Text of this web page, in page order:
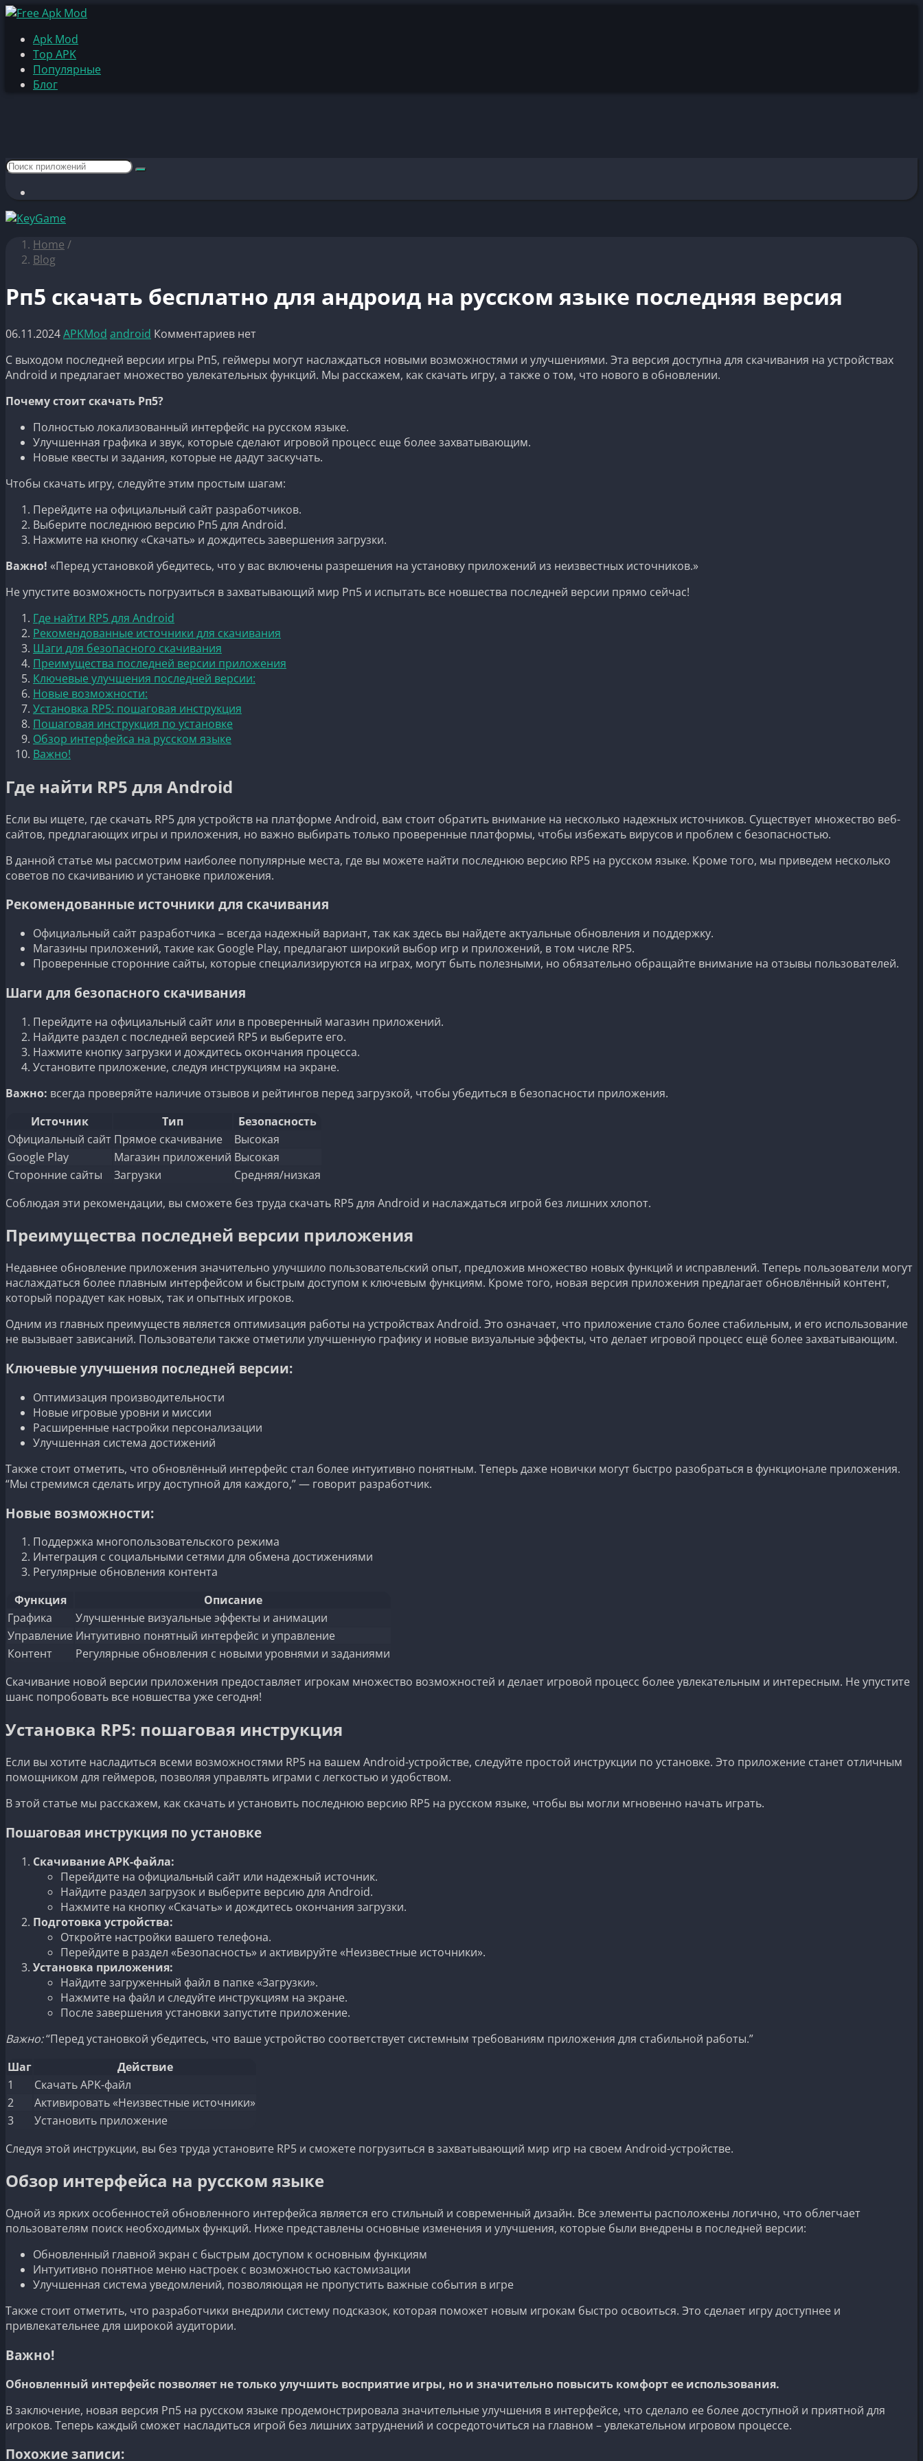
Apk Mod
Top APK
Популярные
Блог
Home /
Blog
Рп5 скачать бесплатно для андроид на русском языке последняя версия
06.11.2024APKMod android Комментариев нет
С выходом последней версии игры Рп5, геймеры могут наслаждаться новыми возможностями и улучшениями. Эта версия доступна для скачивания на устройствах
Android и предлагает множество увлекательных функций. Мы расскажем, как скачать игру, а также о том, что нового в обновлении.
Почему стоит скачать Рп5?
Полностью локализованный интерфейс на русском языке.
Улучшенная графика и звук, которые сделают игровой процесс еще более захватывающим.
Новые квесты и задания, которые не дадут заскучать.
Чтобы скачать игру, следуйте этим простым шагам:
Перейдите на официальный сайт разработчиков.
Выберите последнюю версию Рп5 для Android.
Нажмите на кнопку «Скачать» и дождитесь завершения загрузки.
Важно! «Перед установкой убедитесь, что у вас включены разрешения на установку приложений из неизвестных источников.»
Не упустите возможность погрузиться в захватывающий мир Рп5 и испытать все новшества последней версии прямо сейчас!
Где найти RP5 для Android
Рекомендованные источники для скачивания
Шаги для безопасного скачивания
Преимущества последней версии приложения
Ключевые улучшения последней версии:
Новые возможности:
Установка RP5: пошаговая инструкция
Пошаговая инструкция по установке
Обзор интерфейса на русском языке
Важно!
Где найти RP5 для Android
Если вы ищете, где скачать RP5 для устройств на платформе Android, вам стоит обратить внимание на несколько надежных источников. Существует множество веб-
сайтов, предлагающих игры и приложения, но важно выбирать только проверенные платформы, чтобы избежать вирусов и проблем с безопасностью.
В данной статье мы рассмотрим наиболее популярные места, где вы можете найти последнюю версию RP5 на русском языке. Кроме того, мы приведем несколько
советов по скачиванию и установке приложения.
Рекомендованные источники для скачивания
Официальный сайт разработчика – всегда надежный вариант, так как здесь вы найдете актуальные обновления и поддержку.
Магазины приложений, такие как Google Play, предлагают широкий выбор игр и приложений, в том числе RP5.
Проверенные сторонние сайты, которые специализируются на играх, могут быть полезными, но обязательно обращайте внимание на отзывы пользователей.
Шаги для безопасного скачивания
Перейдите на официальный сайт или в проверенный магазин приложений.
Найдите раздел с последней версией RP5 и выберите его.
Нажмите кнопку загрузки и дождитесь окончания процесса.
Установите приложение, следуя инструкциям на экране.
Важно: всегда проверяйте наличие отзывов и рейтингов перед загрузкой, чтобы убедиться в безопасности приложения.
Источник
Тип
Безопасность
Официальный сайт Прямое скачивание
Высокая
Google Play
Магазин приложений Высокая
Сторонние сайты
Загрузки
Средняя/низкая
Соблюдая эти рекомендации, вы сможете без труда скачать RP5 для Android и наслаждаться игрой без лишних хлопот.
Преимущества последней версии приложения
Недавнее обновление приложения значительно улучшило пользовательский опыт, предложив множество новых функций и исправлений. Теперь пользователи могут
наслаждаться более плавным интерфейсом и быстрым доступом к ключевым функциям. Кроме того, новая версия приложения предлагает обновлённый контент,
который порадует как новых, так и опытных игроков.
Одним из главных преимуществ является оптимизация работы на устройствах Android. Это означает, что приложение стало более стабильным, и его использование
не вызывает зависаний. Пользователи также отметили улучшенную графику и новые визуальные эффекты, что делает игровой процесс ещё более захватывающим.
Ключевые улучшения последней версии:
Оптимизация производительности
Новые игровые уровни и миссии
Расширенные настройки персонализации
Улучшенная система достижений
Также стоит отметить, что обновлённый интерфейс стал более интуитивно понятным. Теперь даже новички могут быстро разобраться в функционале приложения.
“Мы стремимся сделать игру доступной для каждого,” — говорит разработчик.
Новые возможности:
Поддержка многопользовательского режима
Интеграция с социальными сетями для обмена достижениями
Регулярные обновления контента
Функция
Описание
Графика
Улучшенные визуальные эффекты и анимации
Управление Интуитивно понятный интерфейс и управление
Контент
Регулярные обновления с новыми уровнями и заданиями
Скачивание новой версии приложения предоставляет игрокам множество возможностей и делает игровой процесс более увлекательным и интересным. Не упустите
шанс попробовать все новшества уже сегодня!
Установка RP5: пошаговая инструкция
Если вы хотите насладиться всеми возможностями RP5 на вашем Android-устройстве, следуйте простой инструкции по установке. Это приложение станет отличным
помощником для геймеров, позволяя управлять играми с легкостью и удобством.
В этой статье мы расскажем, как скачать и установить последнюю версию RP5 на русском языке, чтобы вы могли мгновенно начать играть.
Пошаговая инструкция по установке
Скачивание APK-файла:
Перейдите на официальный сайт или надежный источник.
Найдите раздел загрузок и выберите версию для Android.
Нажмите на кнопку «Скачать» и дождитесь окончания загрузки.
Подготовка устройства:
Откройте настройки вашего телефона.
Перейдите в раздел «Безопасность» и активируйте «Неизвестные источники».
Установка приложения:
Найдите загруженный файл в папке «Загрузки».
Нажмите на файл и следуйте инструкциям на экране.
После завершения установки запустите приложение.
Важно:“Перед установкой убедитесь, что ваше устройство соответствует системным требованиям приложения для стабильной работы.”
Шаг
Действие
1
Скачать APK-файл
2
Активировать «Неизвестные источники»
3
Установить приложение
Следуя этой инструкции, вы без труда установите RP5 и сможете погрузиться в захватывающий мир игр на своем Android-устройстве.
Обзор интерфейса на русском языке
Одной из ярких особенностей обновленного интерфейса является его стильный и современный дизайн. Все элементы расположены логично, что облегчает
пользователям поиск необходимых функций. Ниже представлены основные изменения и улучшения, которые были внедрены в последней версии:
Обновленный главной экран с быстрым доступом к основным функциям
Интуитивно понятное меню настроек с возможностью кастомизации
Улучшенная система уведомлений, позволяющая не пропустить важные события в игре
Также стоит отметить, что разработчики внедрили систему подсказок, которая поможет новым игрокам быстро освоиться. Это сделает игру доступнее и
привлекательнее для широкой аудитории.
Важно!
Обновленный интерфейс позволяет не только улучшить восприятие игры, но и значительно повысить комфорт ее использования.
В заключение, новая версия Рп5 на русском языке продемонстрировала значительные улучшения в интерфейсе, что сделало ее более доступной и приятной для
игроков. Теперь каждый сможет насладиться игрой без лишних затруднений и сосредоточиться на главном – увлекательном игровом процессе.
Похожие записи: